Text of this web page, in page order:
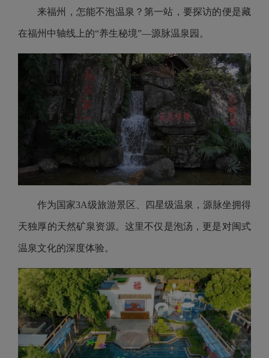
来福州，怎能不泡温泉？第一站，要探访的便是藏
在福州中轴线上的“养生秘境”―源脉温泉园。
作为国家3A级旅游景区、四星级温泉，源脉坐拥得
天独厚的天然矿泉资源。这里不仅是泡汤，更是对闽式
温泉文化的深度体验。